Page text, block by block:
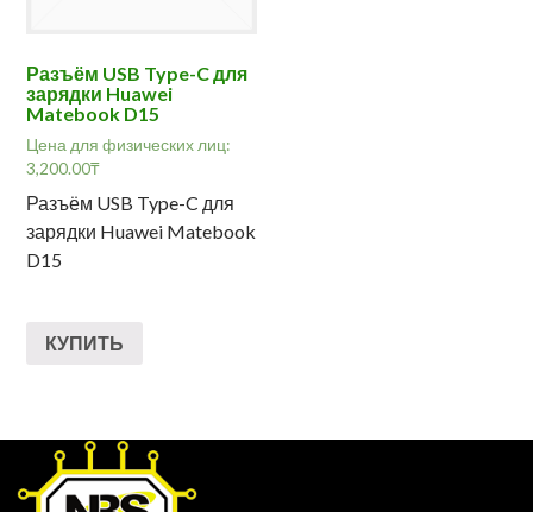
Разъём USB Type-C для
зарядки Huawei
Matebook D15
Цена для физических лиц:
3,200.00₸
Разъём USB Type-C для
зарядки Huawei Matebook
D15
КУПИТЬ